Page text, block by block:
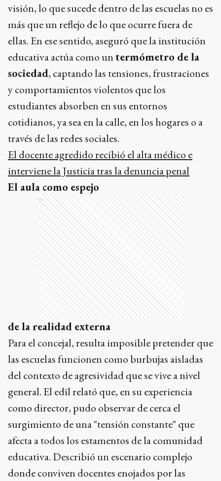
visión, lo que sucede dentro de las escuelas no es
más que un reflejo de lo que ocurre fuera de
ellas. En ese sentido, aseguró que la institución
educativa actúa como untermómetro de la
sociedad, captando las tensiones, frustraciones
y comportamientos violentos que los
estudiantes absorben en sus entornos
cotidianos, ya sea en la calle, en los hogares o a
través de las redes sociales.
El docente agredido recibió el alta médico e
interviene la Justicia tras la denuncia penal
El aula como espejo
Ads
de la realidad externa
Para el concejal, resulta imposible pretender que
las escuelas funcionen como burbujas aisladas
del contexto de agresividad que se vive a nivel
general. El edil relató que, en su experiencia
como director, pudo observar de cerca el
surgimiento de una "tensión constante" que
afecta a todos los estamentos de la comunidad
educativa. Describió un escenario complejo
donde conviven docentes enojados por las